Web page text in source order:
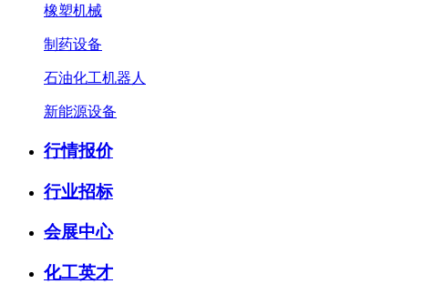
橡塑机械
制药设备
石油化工机器人
新能源设备
行情报价
行业招标
会展中心
化工英才